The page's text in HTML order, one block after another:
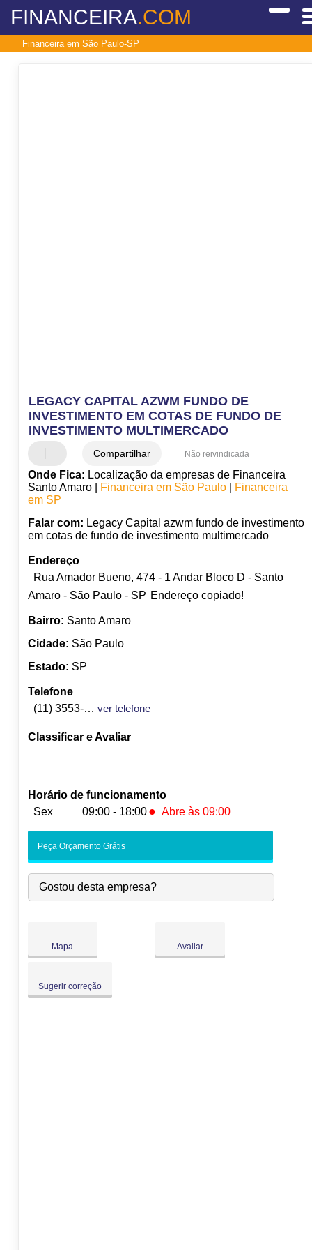
FINANCEIRA.COM
Financeira em São Paulo-SP
LEGACY CAPITAL AZWM FUNDO DE
INVESTIMENTO EM COTAS DE FUNDO DE
INVESTIMENTO MULTIMERCADO
Compartilhar Não reivindicada
Onde Fica: Localização da empresas de Financeira
Santo Amaro |
Financeira em São Paulo|
Financeira
em SP
Falar com: Legacy Capital azwm fundo de investimento
em cotas de fundo de investimento multimercado
Endereço
Rua Amador Bueno, 474 - 1 Andar Bloco D - Santo
Amaro - São Paulo - SP Endereço copiado!
Bairro: Santo Amaro
Cidade: São Paulo
Estado: SP
Telefone
(11) 3553-5829
ver telefone
Classificar e Avaliar
Horário de funcionamento
Sex
09:00 - 18:00 ● Abre às 09:00
-
Qua:
09:00-18:00
Qui:
09:00-18:00
●
Peça Orçamento Grátis
Gostou desta empresa?
Mapa Avaliar
Sugerir correção